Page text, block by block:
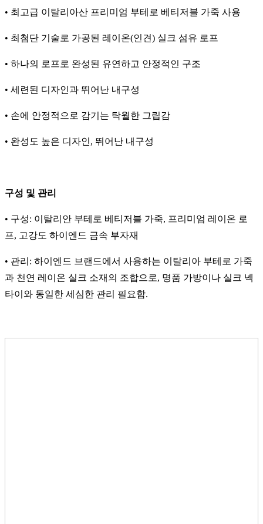
• 최고급 이탈리아산 프리미엄 부테로 베티저블 가죽 사용
• 최첨단 기술로 가공된 레이온(인견) 실크 섬유 로프
• 하나의 로프로 완성된 유연하고 안정적인 구조
• 세련된 디자인과 뛰어난 내구성
• 손에 안정적으로 감기는 탁월한 그립감
• 완성도 높은 디자인, 뛰어난 내구성
구성 및 관리
• 구성: 이탈리안 부테로 베티저블 가죽, 프리미엄 레이온 로
프, 고강도 하이엔드 금속 부자재
• 관리: 하이엔드 브랜드에서 사용하는 이탈리아 부테로 가죽
과 천연 레이온 실크 소재의 조합으로, 명품 가방이나 실크 넥
타이와 동일한 세심한 관리 필요함.